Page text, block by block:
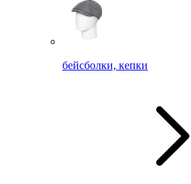
бейсболки, кепки